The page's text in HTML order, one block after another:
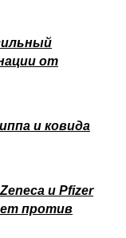
от
и ковида
и Pfizer
против